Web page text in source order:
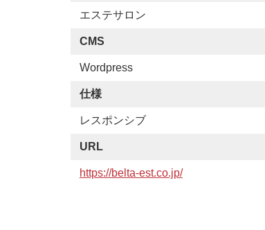
エステサロン
CMS
Wordpress
仕様
レスポンシブ
URL
https://belta-est.co.jp/